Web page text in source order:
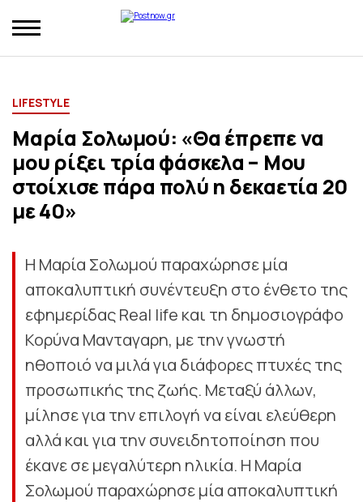
LIFESTYLE
Μαρία Σολωμού: «Θα έπρεπε να
μου ρίξει τρία φάσκελα – Μου
στοίχισε πάρα πολύ η δεκαετία 20
με 40»
Η Μαρία Σολωμού παραχώρησε μία
αποκαλυπτική συνέντευξη στο ένθετο της
εφημερίδας Real life και τη δημοσιογράφο
Κορύνα Μανταγαρη, με την γνωστή
ηθοποιό να μιλά για διάφορες πτυχές της
προσωπικής της ζωής. Μεταξύ άλλων,
μίλησε για την επιλογή να είναι ελεύθερη
αλλά και για την συνειδητοποίηση που
έκανε σε μεγαλύτερη ηλικία. Η Μαρία
Σολωμού παραχώρησε μία αποκαλυπτική